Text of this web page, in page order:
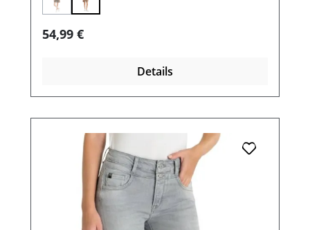
(Diese Option ist zurzeit nicht verfügbar.)
Regulärer Preis:
54,99 €
Details